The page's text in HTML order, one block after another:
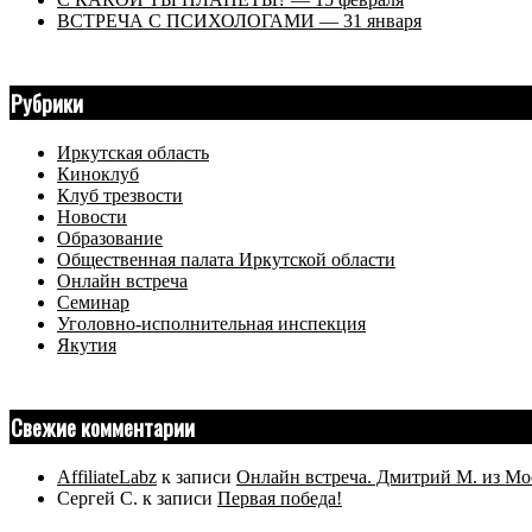
ВСТРЕЧА С ПСИХОЛОГАМИ — 31 января
Рубрики
Иркутская область
Киноклуб
Клуб трезвости
Новости
Образование
Общественная палата Иркутской области
Онлайн встреча
Семинар
Уголовно-исполнительная инспекция
Якутия
Свежие комментарии
AffiliateLabz к записи Онлайн встреча. Дмитрий М. из
Сергей С. к записи Первая победа!